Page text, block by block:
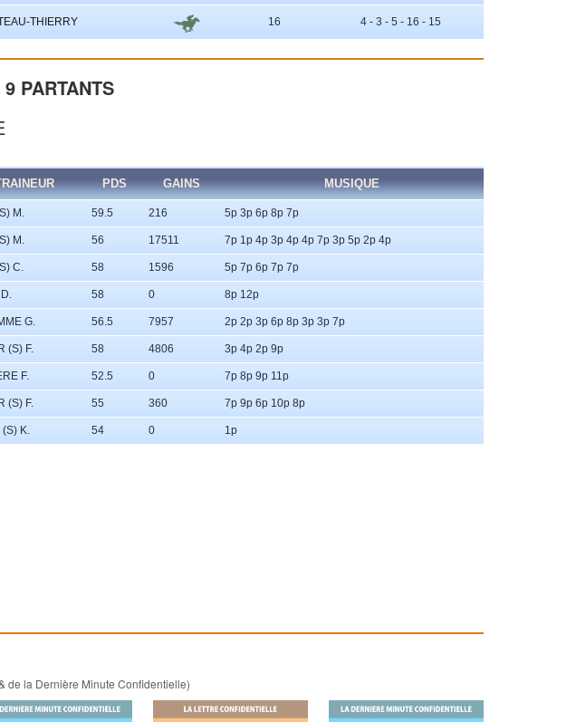
THIERRY 16 4 - 3 - 5 - 16 - 15
PARTANTS
PDS GAINS MUSIQUE
M. 59.5 216 5p 3p 6p 8p 7p
M. 56 17511 7p 1p 4p 3p 4p 4p 7p 3p 5p 2p 4p
C. 58 1596 5p 7p 6p 7p 7p
58 0 8p 12p
G. 56.5 7957 2p 2p 3p 6p 8p 3p 3p 7p
(S) F. 58 4806 3p 4p 2p 9p
F. 52.5 0 7p 8p 9p 11p
(S) F. 55 360 7p 9p 6p 10p 8p
K. 54 0 1p
de la Dernière Minute Confidentielle)